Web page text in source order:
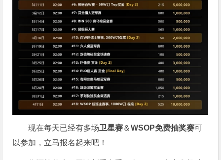
现在每天已经有多场卫星赛＆WSOP免费抽奖赛可
以参加，立马报名起来吧！